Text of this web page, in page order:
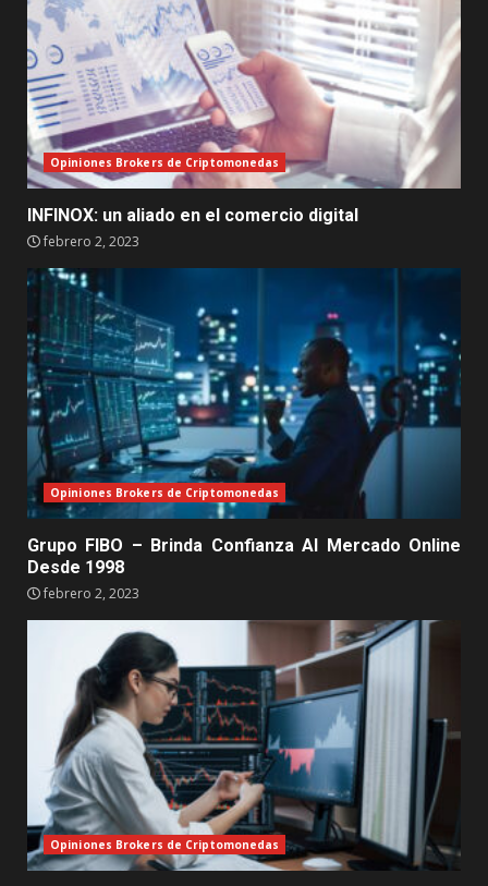
Opiniones Brokers de Criptomonedas
INFINOX: un aliado en el comercio digital
febrero 2, 2023
Opiniones Brokers de Criptomonedas
Grupo FIBO – Brinda Confianza Al Mercado Online
Desde 1998
febrero 2, 2023
Opiniones Brokers de Criptomonedas